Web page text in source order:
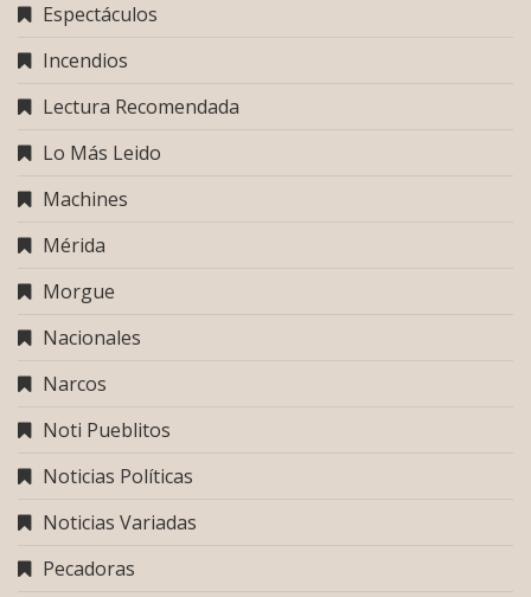
Espectáculos
Incendios
Lectura Recomendada
Lo Más Leido
Machines
Mérida
Morgue
Nacionales
Narcos
Noti Pueblitos
Noticias Políticas
Noticias Variadas
Pecadoras